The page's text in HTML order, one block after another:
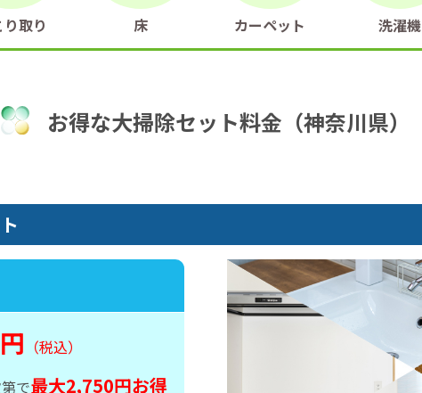
取り 床 カーペット 洗濯機
お得な大掃除セット料金（神奈川県）
（税込）
で最大2,750円お得